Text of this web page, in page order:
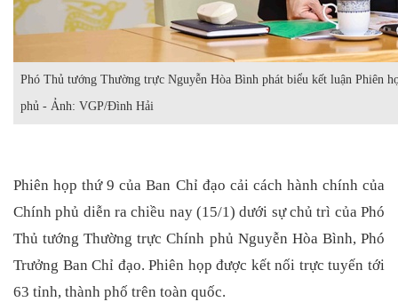
Phó Thủ tướng Thường trực Nguyễn Hòa Bình phát biểu kết luận Phiên
phủ - Ảnh: VGP/Đình Hải
Phiên họp thứ 9 của Ban Chỉ đạo cải cách hành chính của
Chính phủ diễn ra chiều nay (15/1) dưới sự chủ trì của Phó
Thủ tướng Thường trực Chính phủ Nguyễn Hòa Bình, Phó
Trưởng Ban Chỉ đạo. Phiên họp được kết nối trực tuyến tới
63 tỉnh, thành phố trên toàn quốc.